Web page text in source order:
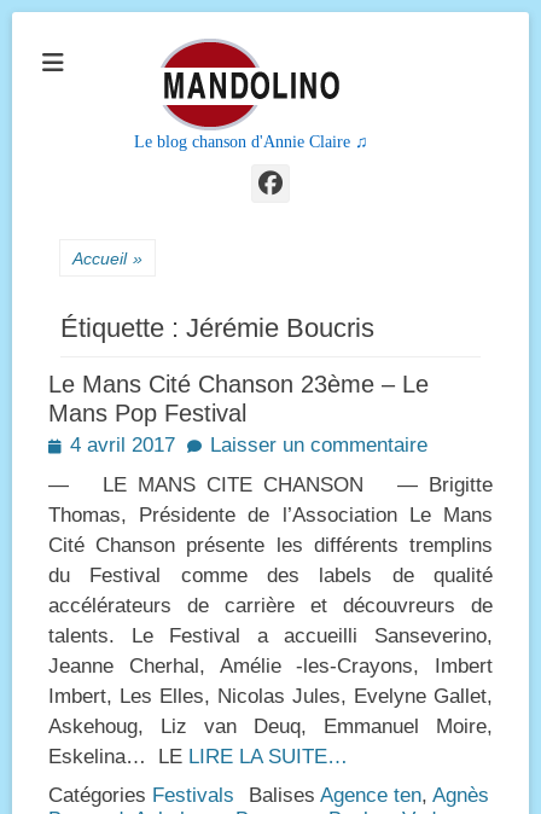
Le blog chanson d'Annie Claire ♫
Facebook
Accueil »
Étiquette : Jérémie Boucris
Le Mans Cité Chanson 23ème – Le
Mans Pop Festival
Posted
4 avril 2017
Laisser un commentaire
— LE MANS CITE CHANSON — Brigitte
Thomas, Présidente de l’Association Le Mans
Cité Chanson présente les différents tremplins
du Festival comme des labels de qualité
accélérateurs de carrière et découvreurs de
talents. Le Festival a accueilli Sanseverino,
Jeanne Cherhal, Amélie -les-Crayons, Imbert
Imbert, Les Elles, Nicolas Jules, Evelyne Gallet,
Askehoug, Liz van Deuq, Emmanuel Moire,
Eskelina… LE LIRE LA SUITE…
Catégories Festivals Balises Agence ten, Agnès